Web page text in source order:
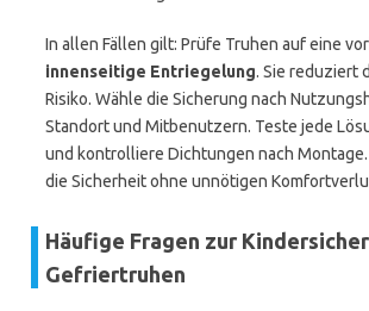
In allen Fällen gilt: Prüfe Truhen auf eine
innenseitige Entriegelung. Sie reduziert
Risiko. Wähle die Sicherung nach
Standort und Mitbenutzern. Teste jede
und kontrolliere Dichtungen nach
die Sicherheit ohne unnötigen
Häufige Fragen zur
Gefriertruhen